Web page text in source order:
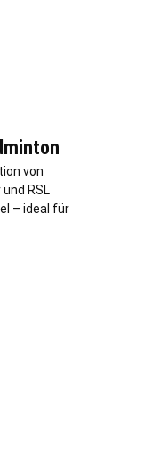
von
RSL
– ideal für